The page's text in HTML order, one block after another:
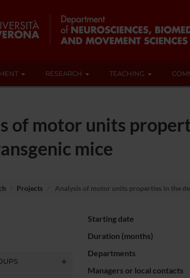
RESEARCH TEACHING
of motor units
mice
Projects Analysis of motor units properties in the
Starting date
Duration (months)
Departments
Managers or local contacts